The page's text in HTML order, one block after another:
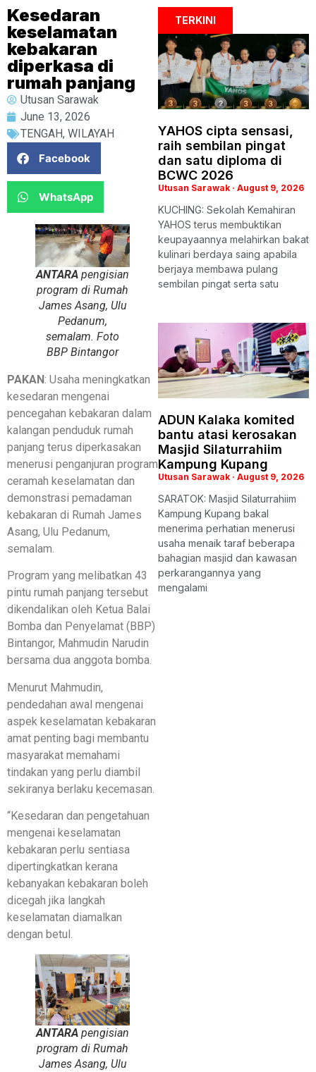
Kesedaran
keselamatan
kebakaran
diperkasa di
rumah panjang
Utusan Sarawak
June 13, 2026
TENGAH, WILAYAH
Facebook
WhatsApp
ANTARA pengisian
program di Rumah
James Asang, Ulu
Pedanum,
semalam. Foto
BBP Bintangor
PAKAN: Usaha meningkatkan
kesedaran mengenai
pencegahan kebakaran dalam
kalangan penduduk rumah
panjang terus diperkasakan
menerusi penganjuran program
ceramah keselamatan dan
demonstrasi pemadaman
kebakaran di Rumah James
Asang, Ulu Pedanum,
semalam.
Program yang melibatkan 43
pintu rumah panjang tersebut
dikendalikan oleh Ketua Balai
Bomba dan Penyelamat (BBP)
Bintangor, Mahmudin Narudin
bersama dua anggota bomba.
Menurut Mahmudin,
pendedahan awal mengenai
aspek keselamatan kebakaran
amat penting bagi membantu
masyarakat memahami
tindakan yang perlu diambil
sekiranya berlaku kecemasan.
“Kesedaran dan pengetahuan
mengenai keselamatan
kebakaran perlu sentiasa
dipertingkatkan kerana
kebanyakan kebakaran boleh
dicegah jika langkah
keselamatan diamalkan
dengan betul.
ANTARA pengisian
program di Rumah
James Asang, Ulu
TERKINI
YAHOS cipta sensasi,
raih sembilan pingat
dan satu diploma di
BCWC 2026
Utusan Sarawak August 9, 2026
KUCHING: Sekolah Kemahiran
YAHOS terus membuktikan
keupayaannya melahirkan bakat
kulinari berdaya saing apabila
berjaya membawa pulang
sembilan pingat serta satu
ADUN Kalaka komited
bantu atasi kerosakan
Masjid Silaturrahiim
Kampung Kupang
Utusan Sarawak August 9, 2026
SARATOK: Masjid Silaturrahiim
Kampung Kupang bakal
menerima perhatian menerusi
usaha menaik taraf beberapa
bahagian masjid dan kawasan
perkarangannya yang
mengalami